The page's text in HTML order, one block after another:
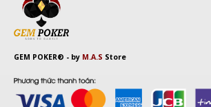
GEM POKER® - by M.A.S Store